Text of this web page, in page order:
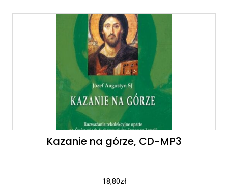
Kazanie na górze, CD-MP3
18,80zł